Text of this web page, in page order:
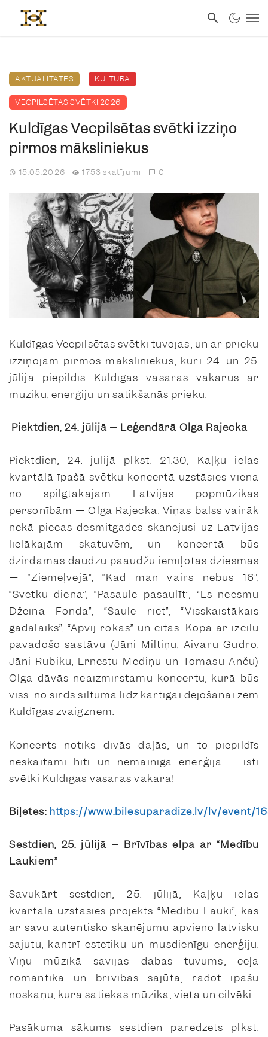
AKTUALITĀTES KULTŪRA
VECPILSĒTAS SVĒTKI 2026
Kuldīgas Vecpilsētas svētki izziņo
pirmos māksliniekus
15.05.2026 1753 skatījumi 0
Kuldīgas Vecpilsētas svētki tuvojas, un ar prieku
izziņojam pirmos māksliniekus, kuri 24. un 25.
jūlijā piepildīs Kuldīgas vasaras vakarus ar
mūziku, enerģiju un satikšanās prieku.
Piektdien, 24. jūlijā – Leģendārā Olga Rajecka
Piektdien, 24. jūlijā plkst. 21.30, Kaļķu ielas
kvartālā īpašā svētku koncertā uzstāsies viena
no spilgtākajām Latvijas popmūzikas
personībām — Olga Rajecka. Viņas balss vairāk
nekā piecas desmitgades skanējusi uz Latvijas
lielākajām skatuvēm, un koncertā būs
dzirdamas daudzu paaudžu iemīļotas dziesmas
— “Ziemeļvējā”, “Kad man vairs nebūs 16”,
“Svētku diena”, “Pasaule pasaulīt”, “Es neesmu
Džeina Fonda”, “Saule riet”, “Visskaistākais
gadalaiks”, “Apvij rokas” un citas. Kopā ar izcilu
pavadošo sastāvu (Jāni Miltiņu, Aivaru Gudro,
Jāni Rubiku, Ernestu Mediņu un Tomasu Anču)
Olga dāvās neaizmirstamu koncertu, kurā būs
viss: no sirds siltuma līdz kārtīgai dejošanai zem
Kuldīgas zvaigznēm.
Koncerts notiks divās daļās, un to piepildīs
neskaitāmi hiti un nemainīga enerģija – īsti
svētki Kuldīgas vasaras vakarā!
Biļetes: https://www.bilesuparadize.lv/lv/event/
Sestdien, 25. jūlijā – Brīvības elpa ar “Medību
Laukiem”
Savukārt sestdien, 25. jūlijā, Kaļķu ielas
kvartālā uzstāsies projekts “Medību Lauki”, kas
ar savu autentisko skanējumu apvieno latvisku
sajūtu, kantrī estētiku un mūsdienīgu enerģiju.
Viņu mūzikā savijas dabas tuvums, ceļa
romantika un brīvības sajūta, radot īpašu
noskaņu, kurā satiekas mūzika, vieta un cilvēki.
Pasākuma sākums sestdien paredzēts plkst.